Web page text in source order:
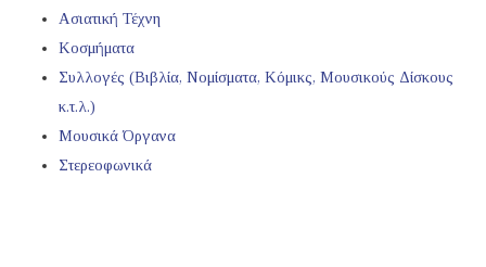
Ασιατική Τέχνη
Κοσμήματα
Συλλογές (Βιβλία, Νομίσματα, Κόμικς, Μουσικούς Δίσκους
κ.τ.λ.)
Μουσικά Όργανα
Στερεοφωνικά